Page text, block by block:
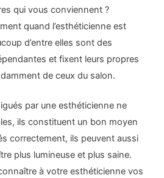
qui vous conviennent ?
quand l’esthéticienne est
d’entre elles sont des
et fixent leurs propres
de ceux du salon.
par une esthéticienne ne
ils constituent un bon moyen
correctement, ils peuvent aussi
plus lumineuse et plus saine.
à votre esthéticienne vos